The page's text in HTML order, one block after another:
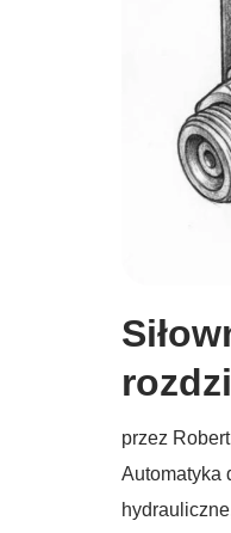
przez
Automatyka
hydrauliczne